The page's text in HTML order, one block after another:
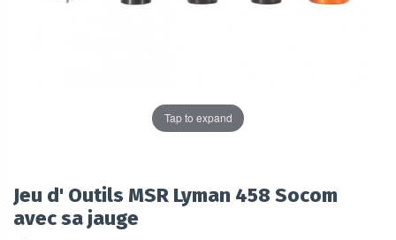
Tap to expand
Jeu d' Outils MSR Lyman 458 Socom
avec sa jauge